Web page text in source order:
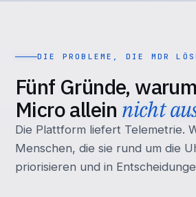
DIE PROBLEME, DIE MDR
Fünf Gründe,
Micro allein nicht
Die Plattform liefert Telemetrie.
Menschen, die sie rund um die
priorisieren und in